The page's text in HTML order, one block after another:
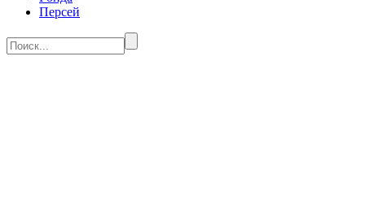
Персей